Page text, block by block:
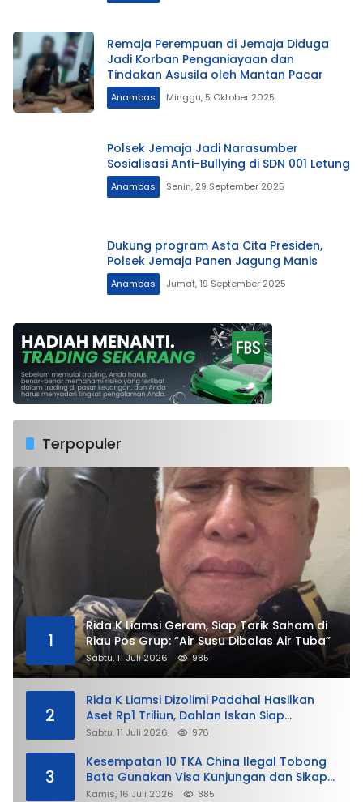
Remaja Perempuan di Jemaja Diduga
Jadi Korban Penganiayaan dan
Tindakan Asusila oleh Mantan Pacar
Anambas Minggu, 5 Oktober 2025
Polsek Jemaja Jadi Narasumber
Sosialisasi Anti-Bullying di SDN 001 Letung
Anambas Senin, 29 September 2025
Dukung program Asta Cita Presiden,
Polsek Jemaja Panen Jagung Manis
Anambas Jumat, 19 September 2025
Terpopuler
1
Rida K Liamsi Geram, Siap Tarik Saham di
Riau Pos Grup: “Air Susu Dibalas Air Tuba”
Sabtu, 11 Juli 2026 985
2
Rida K Liamsi Dizolimi Padahal Hasilkan
Aset Rp1 Triliun, Dahlan Iskan Siap
Membela
Sabtu, 11 Juli 2026 976
3
Kesempatan 10 TKA China Ilegal Tobong
Bata Gunakan Visa Kunjungan dan Sikap
Lunak Ditjen Imigrasi Kepri?
Kamis, 16 Juli 2026 885